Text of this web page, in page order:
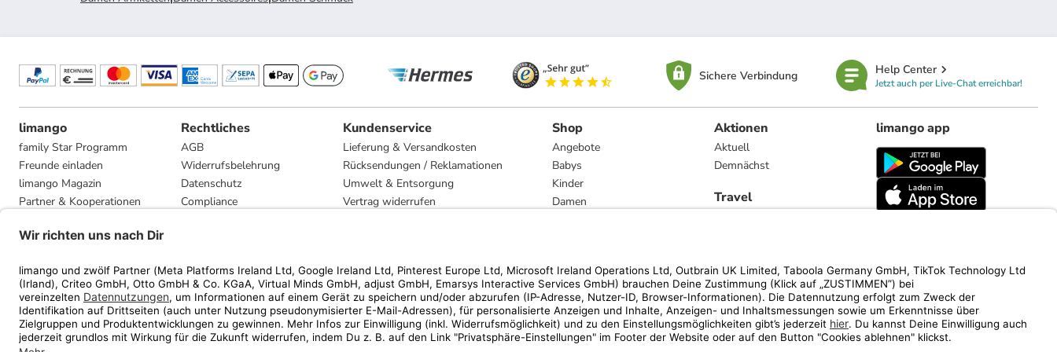
Sichere Verbindung Help Center
Jetzt auch per Live-Chat erreichbar!
limango
family Star Programm
Freunde einladen
limango Magazin
Partner & Kooperationen
Presse
Rechtliches
AGB
Widerrufsbelehrung
Datenschutz
Compliance
Kundenservice
Lieferung & Versandkosten
Rücksendungen / Reklamationen
Umwelt & Entsorgung
Vertrag widerrufen
Shop
Angebote
Babys
Kinder
Damen
Marken
Aktionen
Aktuell
Demnächst
Travel
limango app
limango.nl limango.pl